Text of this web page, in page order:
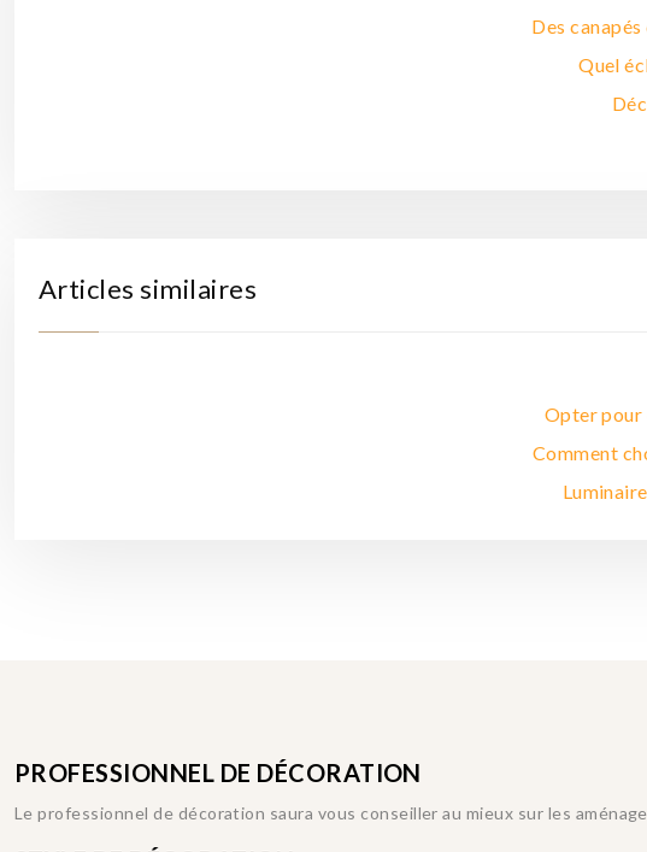
Des
Quel
Articles similaires
Opter pour
Comment
PROFESSIONNEL DE DÉCORATION
Le professionnel de décoration saura vous conseiller au mieux sur les